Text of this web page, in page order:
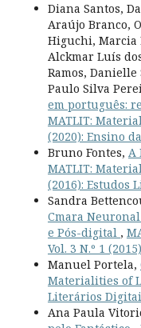
Diana Santos,
Araújo Branco,
Higuchi, Marcia
Alckmar Luís
Ramos, Danielle
Paulo Silva
em português:
MATLIT:
(2020): Ensino
Bruno Fontes, A
MATLIT:
(2016): Estudos
Sandra
Cmara
e Pós-digital ,
Vol. 3 N.º 1
Manuel Portela,
Materialities of
Literários
Ana Paula